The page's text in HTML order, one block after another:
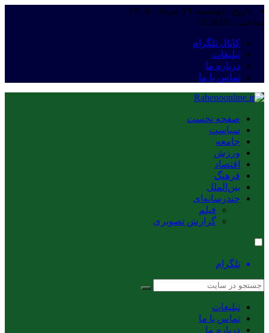
تاریخ : دوشنبه, ۱۹ مرداد , ۱۴۰۵
ساعت : 13:36:06
کانال تلگرام
تبلیغات
درباره ما
تماس با ما
صفحه نخست
سیاست
جامعه
ورزش
اقتصاد
فرهنگ
بین‌الملل
چندرسانه‌ای
فیلم
گزارش تصویری
تلگرام
تبلیغات
تماس با ما
درباره ما